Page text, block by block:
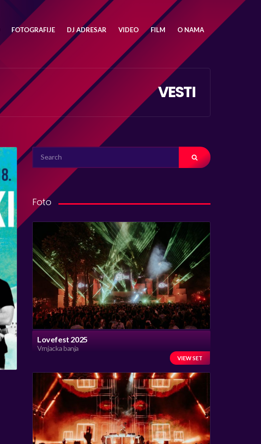
FOTOGRAFIJE DJ ADRESAR VIDEO FILM O NAMA
VESTI
SEARCH
FOR:
Foto
Lovefest 2025
Vrnjacka banja
VIEW SET